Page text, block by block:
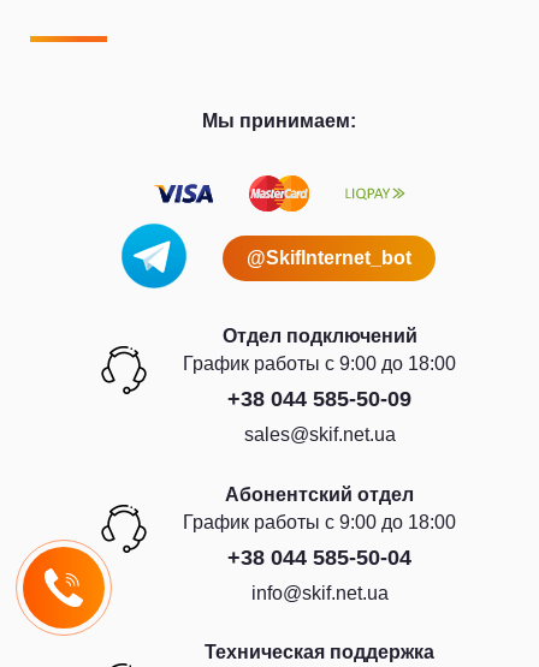
Мы принимаем:
@SkifInternet_bot
Отдел подключений
График работы с 9:00 до 18:00
+38 044 585-50-09
sales@skif.net.ua
Абонентский отдел
График работы с 9:00 до 18:00
+38 044 585-50-04
info@skif.net.ua
Техническая поддержка